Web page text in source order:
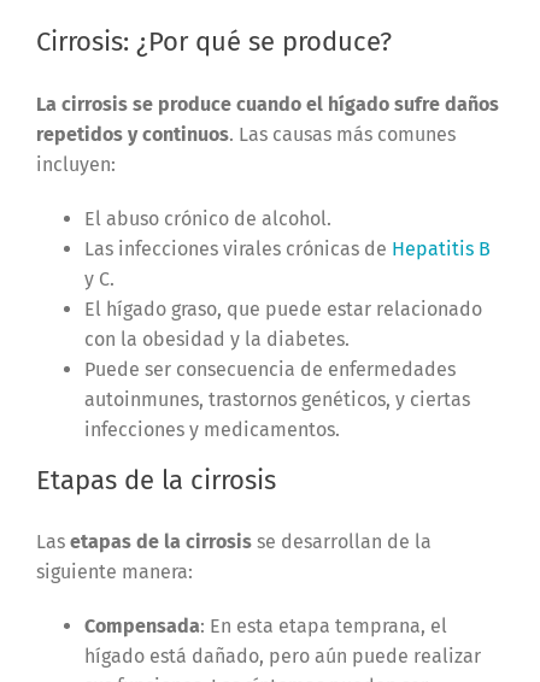
Cirrosis: ¿Por qué se produce?
La cirrosis se produce cuando el hígado sufre daños
repetidos y continuos. Las causas más comunes
incluyen:
El abuso crónico de alcohol.
Las infecciones virales crónicas de Hepatitis B
y C.
El hígado graso, que puede estar relacionado
con la obesidad y la diabetes.
Puede ser consecuencia de enfermedades
autoinmunes, trastornos genéticos, y ciertas
infecciones y medicamentos.
Etapas de la cirrosis
Las etapas de la cirrosisse desarrollan de la
siguiente manera:
Compensada: En esta etapa temprana, el
hígado está dañado, pero aún puede realizar